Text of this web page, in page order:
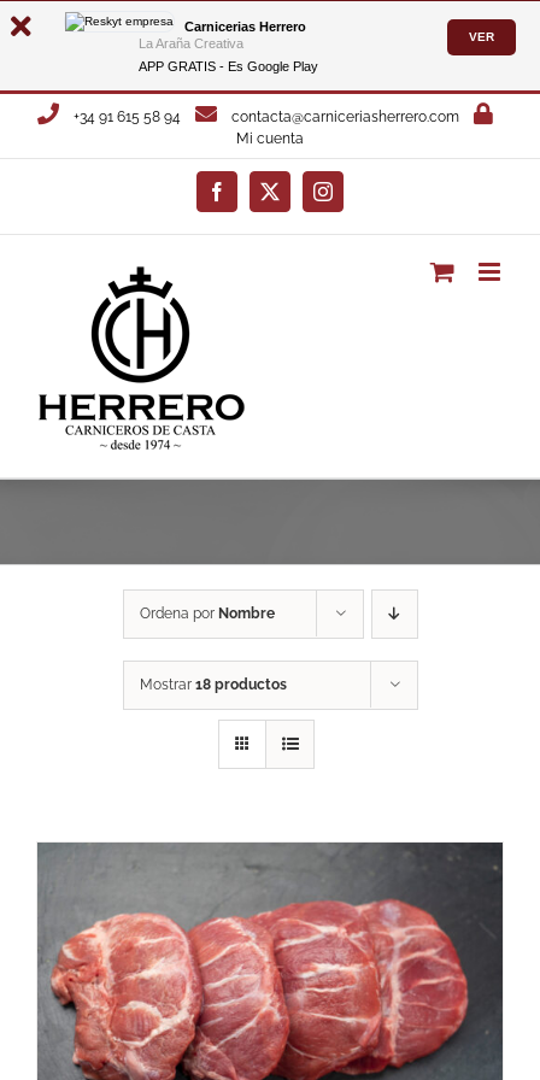
Carnicerias Herrero
La Araña Creativa
APP GRATIS - Es Google Play
VER
Saltar
+34 91 615 58 94
contacta@carniceriasherrero.com
Mi cuenta
Facebook
X Instagram
Ordena por Nombre
Mostrar 18 productos